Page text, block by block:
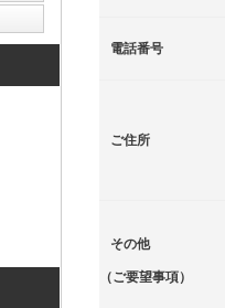
電話番号
ご住所
その他
（ご要望事項）